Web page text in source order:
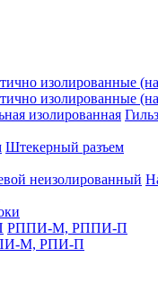
изолированные
изолированные
Штекерный разъем
РППИ-М, РППИ-П
М, РПИ-П